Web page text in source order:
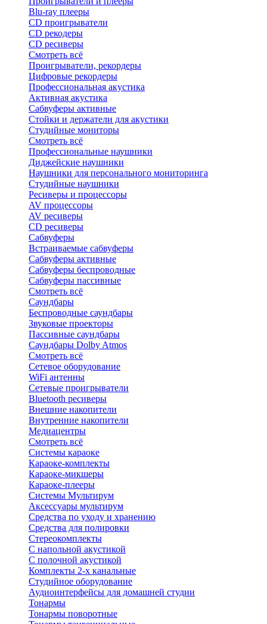
Blu-ray плееры
CD проигрыватели
CD рекодеры
CD ресиверы
Смотреть всё
Проигрыватели, рекордеры
Цифровые рекордеры
Профессиональная акустика
Активная акустика
Сабвуферы активные
Стойки и держатели для акустики
Студийные мониторы
Смотреть всё
Профессиональные наушники
Диджейские наушники
Наушники для персонального мониторинга
Студийные наушники
Ресиверы и процессоры
AV процессоры
AV ресиверы
CD ресиверы
Сабвуферы
Встраиваемые сабвуферы
Сабвуферы активные
Сабвуферы беспроводные
Сабвуферы пассивные
Смотреть всё
Саундбары
Беспроводные саундбары
Звуковые проекторы
Пассивные саундбары
Саундбары Dolby Atmos
Смотреть всё
Сетевое оборудование
WiFi антенны
Сетевые проигрыватели
Bluetooth ресиверы
Внешние накопители
Внутренние накопители
Медиацентры
Смотреть всё
Системы караоке
Караоке-комплекты
Караоке-микшеры
Караоке-плееры
Системы Мультирум
Аксессуары мультирум
Средства по уходу и хранению
Средства для полировки
Стереокомплекты
C напольной акустикой
C полочной акустикой
Комплекты 2-х канальные
Студийное оборудование
Аудиоинтерфейсы для домашней студии
Тонармы
Тонармы поворотные